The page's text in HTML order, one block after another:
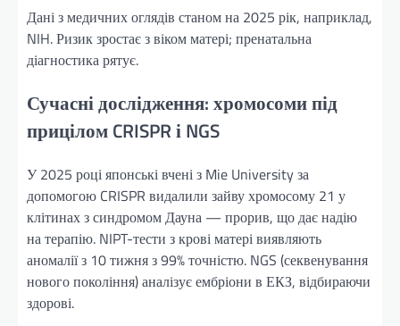
Дані з медичних оглядів станом на 2025 рік, наприклад,
NIH. Ризик зростає з віком матері; пренатальна
діагностика рятує.
Сучасні дослідження: хромосоми під
прицілом CRISPR і NGS
У 2025 році японські вчені з Mie University за
допомогою CRISPR видалили зайву хромосому 21 у
клітинах з синдромом Дауна — прорив, що дає надію
на терапію. NIPT-тести з крові матері виявляють
аномалії з 10 тижня з 99% точністю. NGS (секвенування
нового покоління) аналізує ембріони в ЕКЗ, відбираючи
здорові.